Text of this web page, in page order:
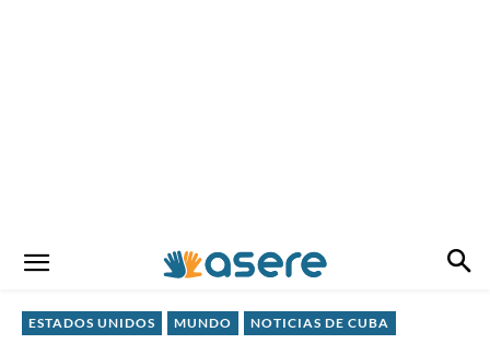
ESTADOS UNIDOS MUNDO NOTICIAS DE CUBA